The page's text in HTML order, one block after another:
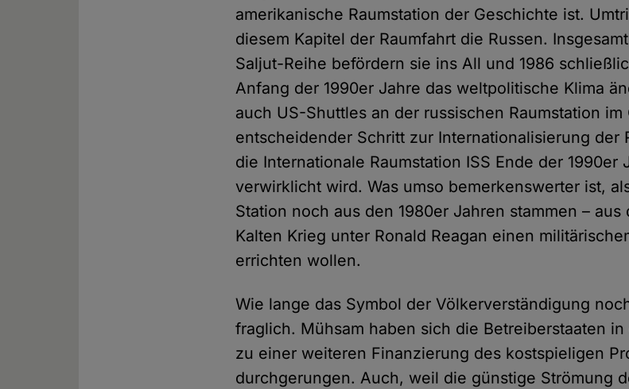
amerikanische Raumstation der Geschichte ist.
diesem Kapitel der Raumfahrt die Russen.
Saljut-Reihe befördern sie ins All und 1986
Anfang der 1990er Jahre das weltpolitische Klima
auch US-Shuttles an der russischen Raumstation im
entscheidender Schritt zur Internationalisierung der
die Internationale Raumstation ISS Ende der 1990er
verwirklicht wird. Was umso bemerkenswerter ist,
Station noch aus den 1980er Jahren stammen –
Kalten Krieg unter Ronald Reagan einen
errichten wollen.
Wie lange das Symbol der Völkerverständigung
fraglich. Mühsam haben sich die Betreiberstaaten
zu einer weiteren Finanzierung des kostspieligen
durchgerungen. Auch, weil die günstige Strömung